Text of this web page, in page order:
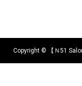
Copyright © 【Ｎ51